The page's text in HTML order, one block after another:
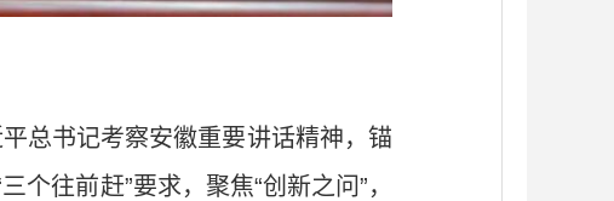
总书记考察安徽重要讲话精神，锚
个往前赶”要求，聚焦“创新之问”，